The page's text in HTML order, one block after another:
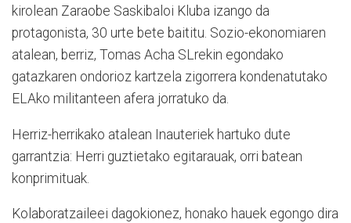
kirolean Zaraobe Saskibaloi Kluba izango da
protagonista, 30 urte bete baititu. Sozio-ekonomiaren
atalean, berriz, Tomas Acha SLrekin egondako
gatazkaren ondorioz kartzela zigorrera kondenatutako
ELAko militanteen afera jorratuko da.
Herriz-herrikako atalean Inauteriek hartuko dute
garrantzia: Herri guztietako egitarauak, orri batean
konprimituak.
Kolaboratzaileei dagokionez, honako hauek egongo dira